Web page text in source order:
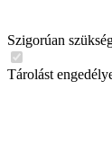
Szigorúan
Tárolást